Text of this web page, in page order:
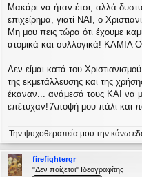
υ
σ
η
Μακάρι να ήταν έτσι, αλλά
επιχείρημα, γιατί ΝΑΙ, ο
Μη μου πεις τώρα ότι έχουμε
ατομικά και συλλογικά! ΚΑΜΙΑ
Δεν είμαι κατά του
της εκμετάλλευσης και της
έκαναν... ανάμεσά τους ΚΑΙ να
επέτυχαν! Άποψή μου πάλι και
Την ψυχοθεραπεία μου την κάνω
firefightergr
"Δεν παίζεται" Ιδεογραφίτης